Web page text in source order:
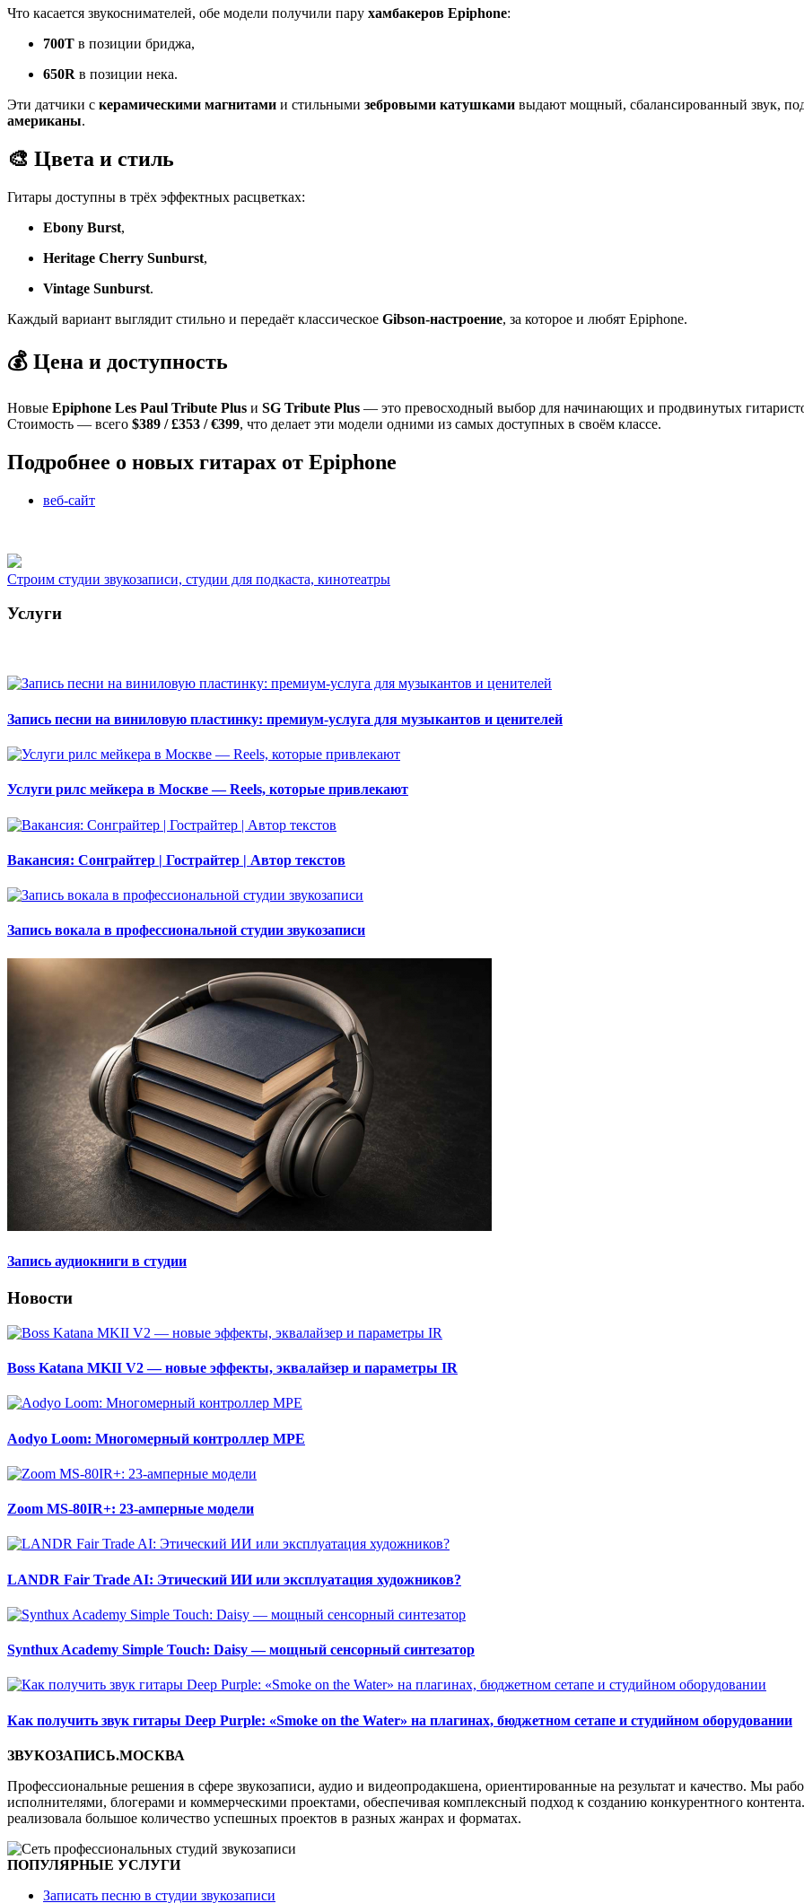
Что касается звукоснимателей, обе модели получили пару хамбакеров Epiphone:
700T в позиции бриджа,
650R в позиции нека.
Эти датчики с керамическими магнитами и стильными зебровыми катушками выдают мощный, сбалансированный звук,
американы.
🎨 Цвета и стиль
Гитары доступны в трёх эффектных расцветках:
Ebony Burst,
Heritage Cherry Sunburst,
Vintage Sunburst.
Каждый вариант выглядит стильно и передаёт классическое Gibson-настроение, за которое и любят Epiphone.
💰 Цена и доступность
Новые Epiphone Les Paul Tribute Plus и SG Tribute Plus — это превосходный выбор для начинающих и продвинутых
Стоимость — всего $389 / £353 / €399, что делает эти модели одними из самых доступных в своём классе.
Подробнее о новых гитарах от Epiphone
веб-сайт
Строим студии звукозаписи, студии для подкаста, кинотеатры
Услуги
Запись песни на виниловую пластинку: премиум-услуга для музыкантов и ценителей
Услуги рилс мейкера в Москве — Reels, которые привлекают
Вакансия: Сонграйтер | Гострайтер | Автор текстов
Запись вокала в профессиональной студии звукозаписи
Запись аудиокниги в студии
Новости
Boss Katana MKII V2 — новые эффекты, эквалайзер и параметры IR
Aodyo Loom: Многомерный контроллер MPE
Zoom MS-80IR+: 23-амперные модели
LANDR Fair Trade AI: Этический ИИ или эксплуатация художников?
Synthux Academy Simple Touch: Daisy — мощный сенсорный синтезатор
Как получить звук гитары Deep Purple: «Smoke on the Water» на плагинах, бюджетном сетапе и студийном оборудовании
ЗВУКОЗАПИСЬ.МОСКВА
Профессиональные решения в сфере звукозаписи, аудио и видеопродакшена, ориентированные на результат и качество. Мы
исполнителями, блогерами и коммерческими проектами, обеспечивая комплексный подход к созданию конкурентного
реализовала большое количество успешных проектов в разных жанрах и форматах.
ПОПУЛЯРНЫЕ УСЛУГИ
Записать песню в студии звукозаписи